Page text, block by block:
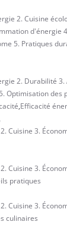
2. Cuisine
d'énergie
5. Pratiques
2. Durabilité
Optimisation des
,Efficacité
Cuisine 3.
Cuisine 3.
pratiques
Cuisine 3.
culinaires